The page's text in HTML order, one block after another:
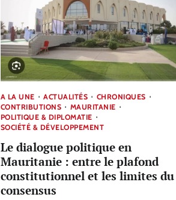
A LA UNE ACTUALITÉS
CHRONIQUES
CONTRIBUTIONS
MAURITANIE
POLITIQUE & DIPLOMATIE
SOCIÉTÉ & DÉVELOPPEMENT
Le dialogue politique en
Mauritanie : entre le plafond
constitutionnel et les limites du
consensus